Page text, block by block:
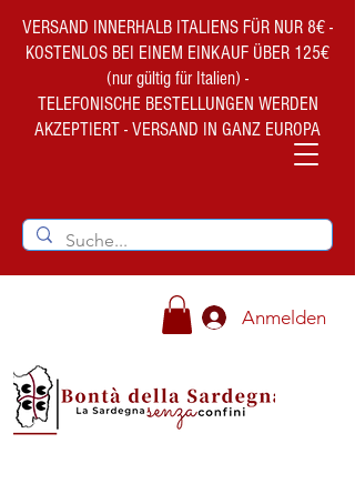
VERSAND INNERHALB ITALIENS FÜR NUR 8€ -
KOSTENLOS BEI EINEM EINKAUF ÜBER 125€
(nur gültig für Italien) -
TELEFONISCHE BESTELLUNGEN WERDEN
AKZEPTIERT - VERSAND IN GANZ EUROPA
Anmelden